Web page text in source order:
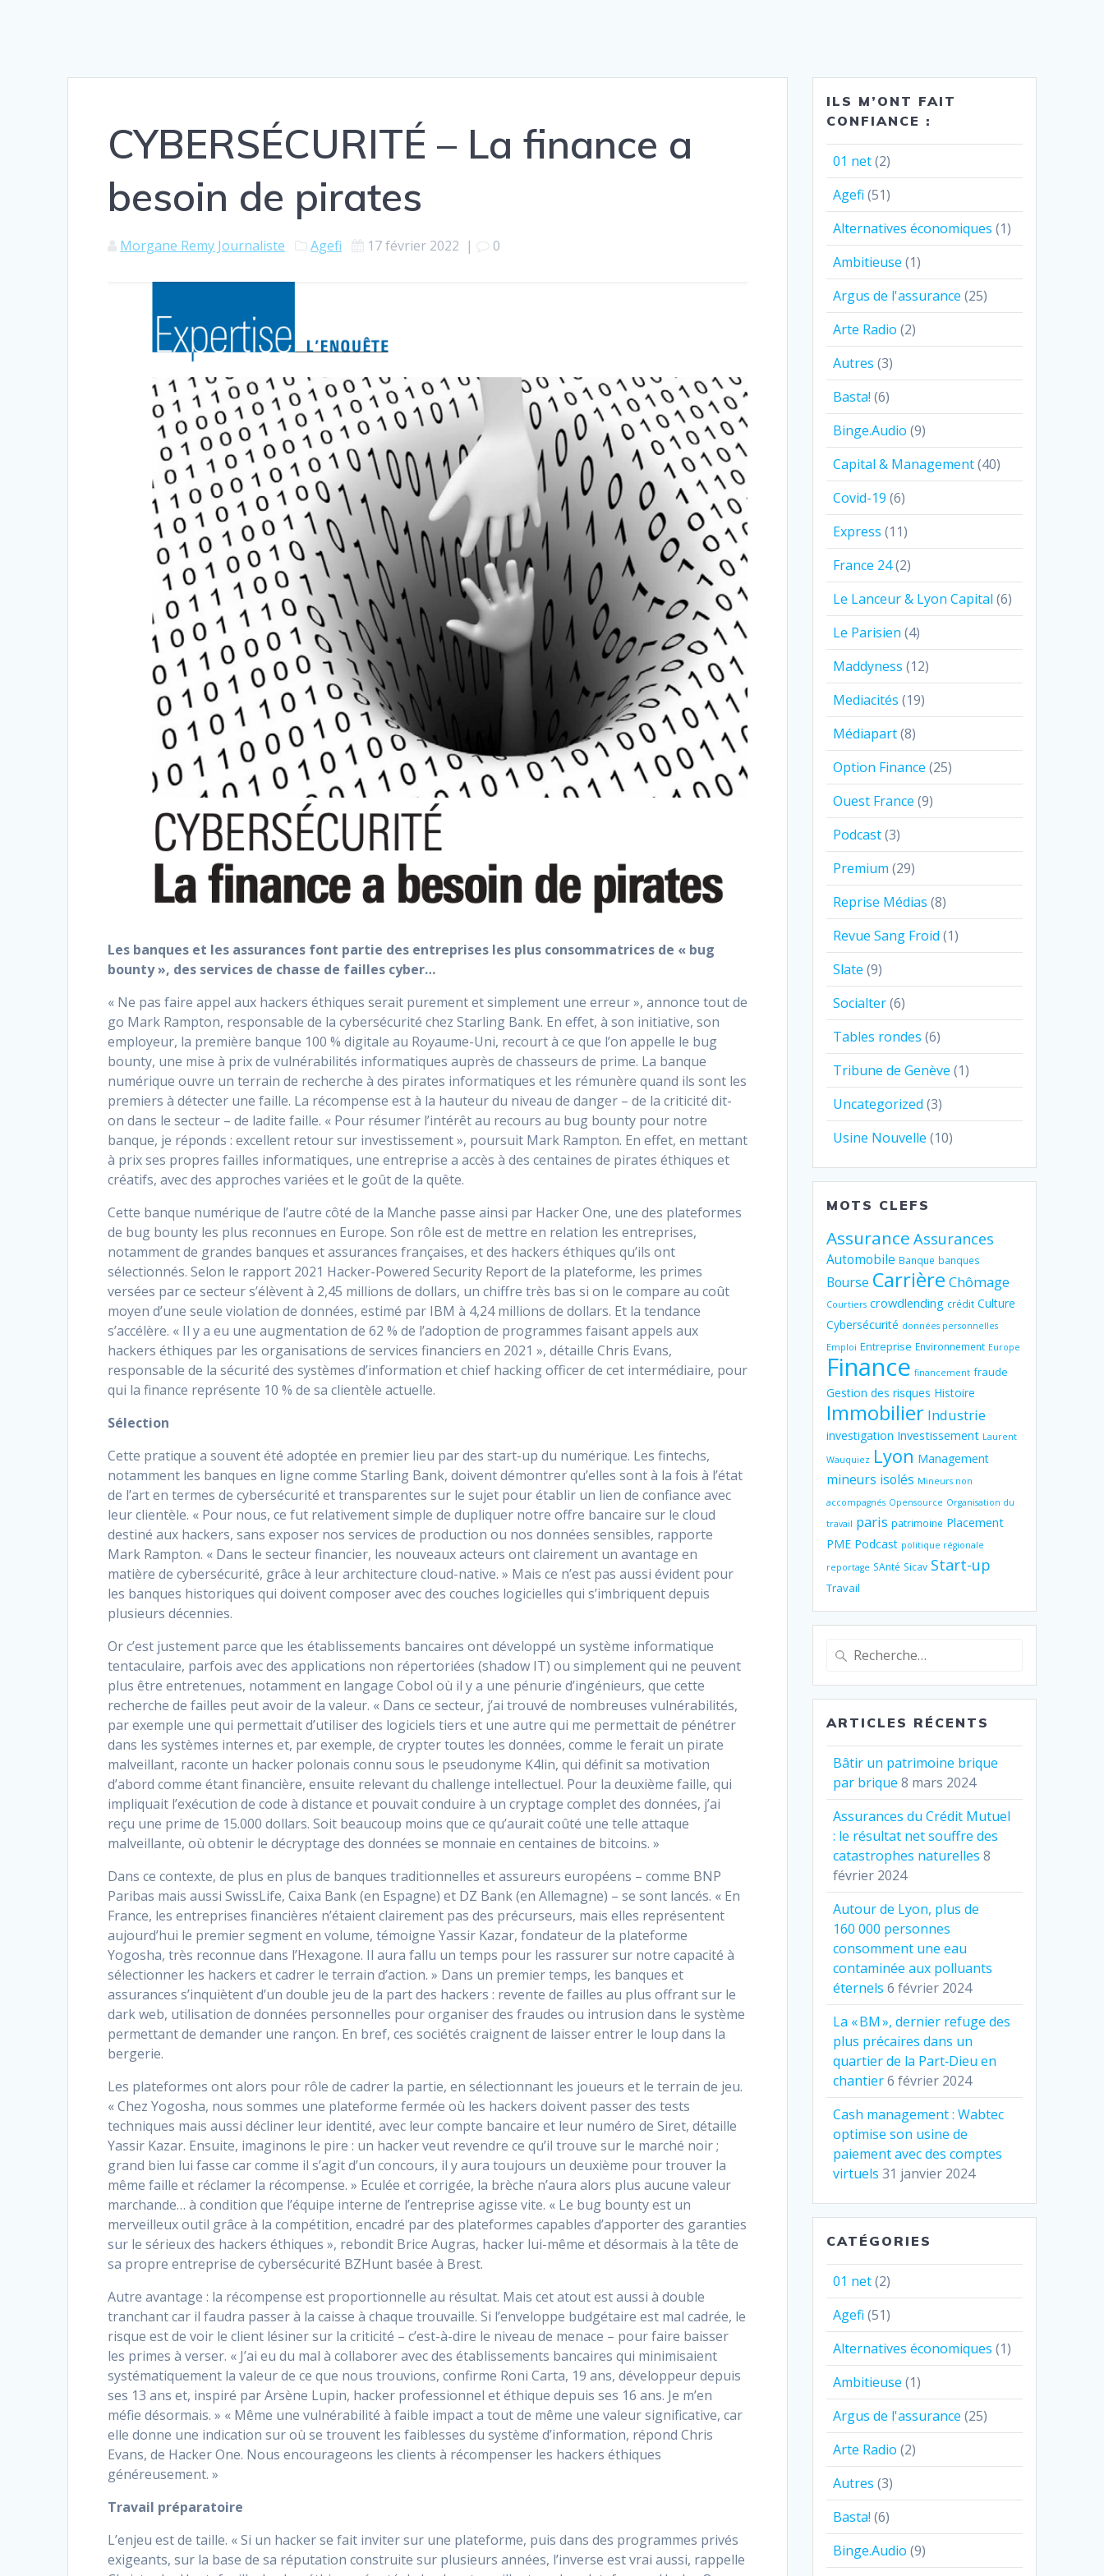
CYBERSÉCURITÉ – La finance a
besoin de pirates
Morgane Remy Journaliste Agefi 17 février 2022 | 0
Les banques et les assurances font partie des entreprises les plus consommatrices de « bug
bounty », des services de chasse de failles cyber…
« Ne pas faire appel aux hackers éthiques serait purement et simplement une erreur », annonce tout de
go Mark Rampton, responsable de la cybersécurité chez Starling Bank. En effet, à son initiative, son
employeur, la première banque 100 % digitale au Royaume-Uni, recourt à ce que l’on appelle le bug
bounty, une mise à prix de vulnérabilités informatiques auprès de chasseurs de prime. La banque
numérique ouvre un terrain de recherche à des pirates informatiques et les rémunère quand ils sont les
premiers à détecter une faille. La récompense est à la hauteur du niveau de danger – de la criticité dit-
on dans le secteur – de ladite faille. « Pour résumer l’intérêt au recours au bug bounty pour notre
banque, je réponds : excellent retour sur investissement », poursuit Mark Rampton. En effet, en mettant
à prix ses propres failles informatiques, une entreprise a accès à des centaines de pirates éthiques et
créatifs, avec des approches variées et le goût de la quête.
Cette banque numérique de l’autre côté de la Manche passe ainsi par Hacker One, une des plateformes
de bug bounty les plus reconnues en Europe. Son rôle est de mettre en relation les entreprises,
notamment de grandes banques et assurances françaises, et des hackers éthiques qu’ils ont
sélectionnés. Selon le rapport 2021 Hacker-Powered Security Report de la plateforme, les primes
versées par ce secteur s’élèvent à 2,45 millions de dollars, un chiffre très bas si on le compare au coût
moyen d’une seule violation de données, estimé par IBM à 4,24 millions de dollars. Et la tendance
s’accélère. « Il y a eu une augmentation de 62 % de l’adoption de programmes faisant appels aux
hackers éthiques par les organisations de services financiers en 2021 », détaille Chris Evans,
responsable de la sécurité des systèmes d’information et chief hacking officer de cet intermédiaire, pour
qui la finance représente 10 % de sa clientèle actuelle.
Sélection
Cette pratique a souvent été adoptée en premier lieu par des start-up du numérique. Les fintechs,
notamment les banques en ligne comme Starling Bank, doivent démontrer qu’elles sont à la fois à l’état
de l’art en termes de cybersécurité et transparentes sur le sujet pour établir un lien de confiance avec
leur clientèle. « Pour nous, ce fut relativement simple de dupliquer notre offre bancaire sur le cloud
destiné aux hackers, sans exposer nos services de production ou nos données sensibles, rapporte
Mark Rampton. « Dans le secteur financier, les nouveaux acteurs ont clairement un avantage en
matière de cybersécurité, grâce à leur architecture cloud-native. » Mais ce n’est pas aussi évident pour
les banques historiques qui doivent composer avec des couches logicielles qui s’imbriquent depuis
plusieurs décennies.
Or c’est justement parce que les établissements bancaires ont développé un système informatique
tentaculaire, parfois avec des applications non répertoriées (shadow IT) ou simplement qui ne peuvent
plus être entretenues, notamment en langage Cobol où il y a une pénurie d’ingénieurs, que cette
recherche de failles peut avoir de la valeur. « Dans ce secteur, j’ai trouvé de nombreuses vulnérabilités,
par exemple une qui permettait d’utiliser des logiciels tiers et une autre qui me permettait de pénétrer
dans les systèmes internes et, par exemple, de crypter toutes les données, comme le ferait un pirate
malveillant, raconte un hacker polonais connu sous le pseudonyme K4lin, qui définit sa motivation
d’abord comme étant financière, ensuite relevant du challenge intellectuel. Pour la deuxième faille, qui
impliquait l’exécution de code à distance et pouvait conduire à un cryptage complet des données, j’ai
reçu une prime de 15.000 dollars. Soit beaucoup moins que ce qu’aurait coûté une telle attaque
malveillante, où obtenir le décryptage des données se monnaie en centaines de bitcoins. »
Dans ce contexte, de plus en plus de banques traditionnelles et assureurs européens – comme BNP
Paribas mais aussi SwissLife, Caixa Bank (en Espagne) et DZ Bank (en Allemagne) – se sont lancés. « En
France, les entreprises financières n’étaient clairement pas des précurseurs, mais elles représentent
aujourd’hui le premier segment en volume, témoigne Yassir Kazar, fondateur de la plateforme
Yogosha, très reconnue dans l’Hexagone. Il aura fallu un temps pour les rassurer sur notre capacité à
sélectionner les hackers et cadrer le terrain d’action. » Dans un premier temps, les banques et
assurances s’inquiètent d’un double jeu de la part des hackers : revente de failles au plus offrant sur le
dark web, utilisation de données personnelles pour organiser des fraudes ou intrusion dans le système
permettant de demander une rançon. En bref, ces sociétés craignent de laisser entrer le loup dans la
bergerie.
Les plateformes ont alors pour rôle de cadrer la partie, en sélectionnant les joueurs et le terrain de jeu.
« Chez Yogosha, nous sommes une plateforme fermée où les hackers doivent passer des tests
techniques mais aussi décliner leur identité, avec leur compte bancaire et leur numéro de Siret, détaille
Yassir Kazar. Ensuite, imaginons le pire : un hacker veut revendre ce qu’il trouve sur le marché noir ;
grand bien lui fasse car comme il s’agit d’un concours, il y aura toujours un deuxième pour trouver la
même faille et réclamer la récompense. » Eculée et corrigée, la brèche n’aura alors plus aucune valeur
marchande… à condition que l’équipe interne de l’entreprise agisse vite. « Le bug bounty est un
merveilleux outil grâce à la compétition, encadré par des plateformes capables d’apporter des garanties
sur le sérieux des hackers éthiques », rebondit Brice Augras, hacker lui-même et désormais à la tête de
sa propre entreprise de cybersécurité BZHunt basée à Brest.
Autre avantage : la récompense est proportionnelle au résultat. Mais cet atout est aussi à double
tranchant car il faudra passer à la caisse à chaque trouvaille. Si l’enveloppe budgétaire est mal cadrée, le
risque est de voir le client lésiner sur la criticité – c’est-à-dire le niveau de menace – pour faire baisser
les primes à verser. « J’ai eu du mal à collaborer avec des établissements bancaires qui minimisaient
systématiquement la valeur de ce que nous trouvions, confirme Roni Carta, 19 ans, développeur depuis
ses 13 ans et, inspiré par Arsène Lupin, hacker professionnel et éthique depuis ses 16 ans. Je m’en
méfie désormais. » « Même une vulnérabilité à faible impact a tout de même une valeur significative, car
elle donne une indication sur où se trouvent les faiblesses du système d’information, répond Chris
Evans, de Hacker One. Nous encourageons les clients à récompenser les hackers éthiques
généreusement. »
Travail préparatoire
L’enjeu est de taille. « Si un hacker se fait inviter sur une plateforme, puis dans des programmes privés
exigeants, sur la base de sa réputation construite sur plusieurs années, l’inverse est vrai aussi, rappelle
ILS M’ONT FAIT
CONFIANCE :
01 net(2)
Agefi (51)
Alternatives économiques (1)
Ambitieuse (1)
Argus de l'assurance (25)
Arte Radio (2)
Autres (3)
Basta! (6)
Binge.Audio (9)
Capital & Management(40)
Covid-19 (6)
Express (11)
France 24(2)
Le Lanceur & Lyon Capital (6)
Le Parisien (4)
Maddyness (12)
Mediacités (19)
Médiapart(8)
Option Finance (25)
Ouest France (9)
Podcast(3)
Premium (29)
Reprise Médias (8)
Revue Sang Froid (1)
Slate (9)
Socialter(6)
Tables rondes (6)
Tribune de Genève (1)
Uncategorized (3)
Usine Nouvelle (10)
MOTS CLEFS
Assurance Assurances
Automobile Banque banques
Bourse Carrière Chômage
Courtiers crowdlending crédit Culture
Cybersécurité données personnelles
Emploi Entreprise Environnement Europe
Finance financement fraude
Gestion des risques Histoire
Immobilier Industrie
investigation Investissement Laurent
Wauquiez Lyon Management
mineurs isolés Mineurs non
accompagnés Opensource Organisation du
travail paris patrimoine Placement
PME Podcast politique régionale
reportage SAnté Sicav Start-up
Travail
Recherche
:
ARTICLES RÉCENTS
Bâtir un patrimoine brique
par brique 8 mars 2024
Assurances du Crédit Mutuel
: le résultat net souffre des
catastrophes naturelles 8
février 2024
Autour de Lyon, plus de
160 000 personnes
consomment une eau
contaminée aux polluants
éternels 6 février 2024
La « BM », dernier refuge des
plus précaires dans un
quartier de la Part‐Dieu en
chantier6 février 2024
Cash management : Wabtec
optimise son usine de
paiement avec des comptes
virtuels 31 janvier 2024
CATÉGORIES
01 net(2)
Agefi (51)
Alternatives économiques (1)
Ambitieuse (1)
Argus de l'assurance (25)
Arte Radio (2)
Autres (3)
Basta! (6)
Binge.Audio (9)